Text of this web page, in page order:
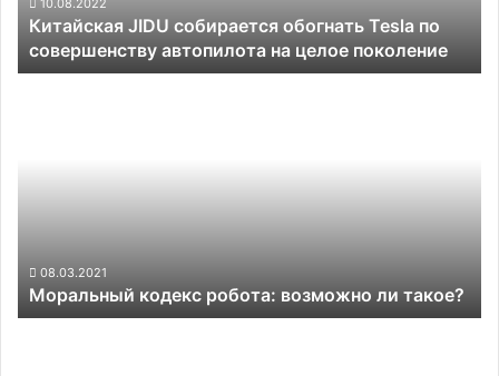
на
целое
поколение
10.08.2022
Китайская JIDU собирается обогнать Tesla по
совершенству автопилота на целое поколение
08.03.2021
Моральный кодекс робота: возможно ли такое?